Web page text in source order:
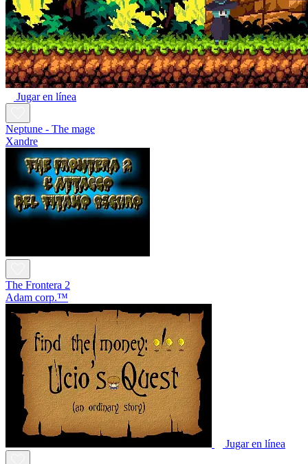
Jugar en línea
Neptune - The mage
Xandre
The Frontera 2
Adam corp.™
Jugar en línea